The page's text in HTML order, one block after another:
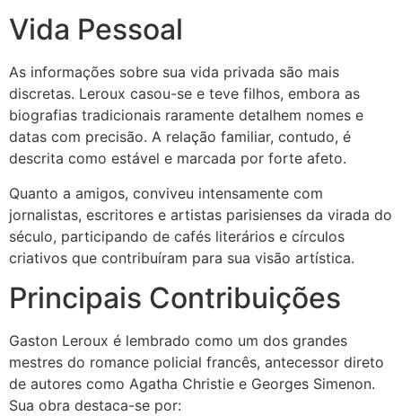
Vida Pessoal
As informações sobre sua vida privada são mais
discretas. Leroux casou-se e teve filhos, embora as
biografias tradicionais raramente detalhem nomes e
datas com precisão. A relação familiar, contudo, é
descrita como estável e marcada por forte afeto.
Quanto a amigos, conviveu intensamente com
jornalistas, escritores e artistas parisienses da virada do
século, participando de cafés literários e círculos
criativos que contribuíram para sua visão artística.
Principais Contribuições
Gaston Leroux é lembrado como um dos grandes
mestres do romance policial francês, antecessor direto
de autores como Agatha Christie e Georges Simenon.
Sua obra destaca-se por: